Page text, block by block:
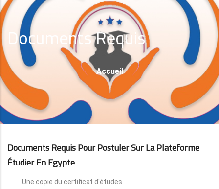
Documents Requis
Fil
D'Ariane
Accueil
Documents Requis Pour Postuler Sur La Plateforme
Étudier En Egypte
Une copie du certificat d'études.